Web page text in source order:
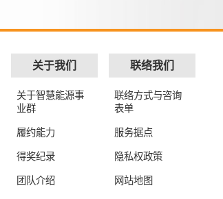
关于我们
关于智慧能源事
业群
履约能力
得奖纪录
团队介绍
联络我们
联络方式与咨询
表单
服务据点
隐私权政策
网站地图